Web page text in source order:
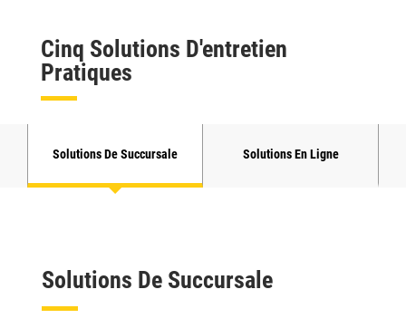
Cinq Solutions D'entretien
Pratiques
Solutions De Succursale Solutions En Ligne
Solutions De Succursale